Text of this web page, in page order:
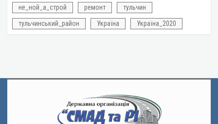
не_ной_а_строй ремонт тульчин
тульчинський_район Україна Україна_2020